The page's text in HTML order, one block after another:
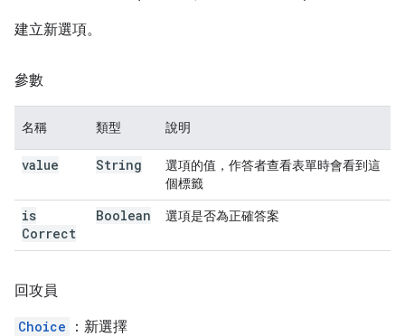
建立新選項。
參數
名稱 類型 說明
value String
選項的值，作答者查看表單時會看到這
個標籤
is
Correct
Boolean 選項是否為正確答案
回攻員
Choice ：新選擇